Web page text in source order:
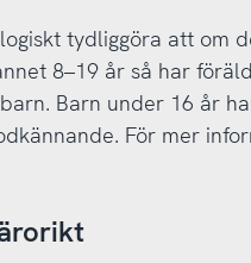
tydliggöra att om
8–19 år så har
Barn under 16 år
För mer